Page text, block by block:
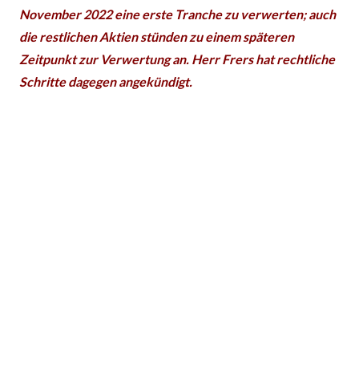
November 2022 eine erste Tranche zu verwerten; auch
die restlichen Aktien stünden zu einem späteren
Zeitpunkt zur Verwertung an. Herr Frers hat rechtliche
Schritte dagegen angekündigt.